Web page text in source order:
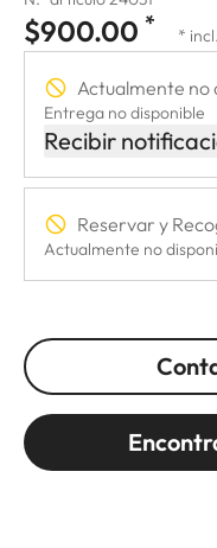
$900.00 * *
Actualmente no
Entrega no disponible
Recibir
Reservar y
Actualmente no